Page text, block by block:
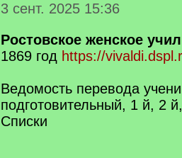
3 сент. 2025 15:36
Ростовское женское
1869 год https://
Ведомость перевода
подготовительный, 1 й, 2
Списки